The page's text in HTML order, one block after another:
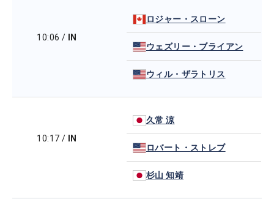
10:06 / IN
ロジャー・スローン
ウェズリー・ブライアン
ウィル・ザラトリス
10:17 / IN
久常 涼
ロバート・ストレブ
杉山 知靖